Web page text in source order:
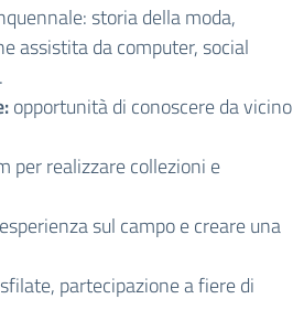
storia della moda,
assistita da computer, social
opportunità di conoscere da vicino
per realizzare collezioni e
sul campo e creare una
partecipazione a fiere di